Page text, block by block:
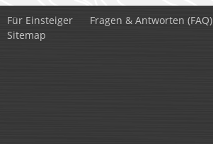
Für Einsteiger Fragen & Antworten (FAQ)
Sitemap